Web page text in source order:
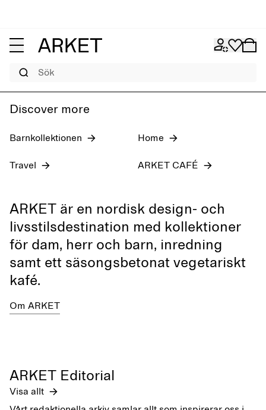
Discover more
Barnkollektionen Home
Travel ARKET CAFÉ
ARKET är en nordisk design- och
livsstilsdestination med kollektioner
för dam, herr och barn, inredning
samt ett säsongsbetonat vegetariskt
kafé.
Om ARKET
ARKET Editorial
Visa allt